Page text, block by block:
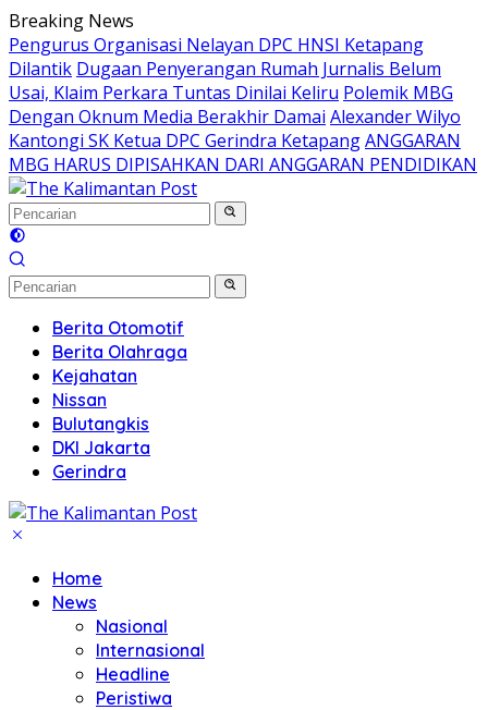
Langsung
ke
konten
Breaking News
Pengurus Organisasi Nelayan DPC HNSI Ketapang
Dilantik Dugaan Penyerangan Rumah Jurnalis Belum
Usai, Klaim Perkara Tuntas Dinilai Keliru Polemik MBG
Dengan Oknum Media Berakhir Damai Alexander Wilyo
Kantongi SK Ketua DPC Gerindra KetapangANGGARAN
MBG HARUS DIPISAHKAN DARI ANGGARAN PENDIDIKAN
Berita Otomotif
Berita Olahraga
Kejahatan
Nissan
Bulutangkis
DKI Jakarta
Gerindra
Home
News
Nasional
Internasional
Headline
Peristiwa